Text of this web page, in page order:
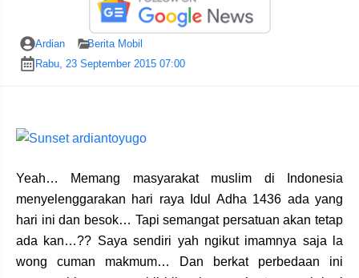
Ardian
Berita Mobil
Rabu, 23 September 2015 07:00
Yeah… Memang masyarakat muslim di Indonesia
menyelenggarakan hari raya Idul Adha 1436 ada yang
hari ini dan besok… Tapi semangat persatuan akan tetap
ada kan…?? Saya sendiri yah ngikut imamnya saja la
wong cuman makmum… Dan berkat perbedaan ini